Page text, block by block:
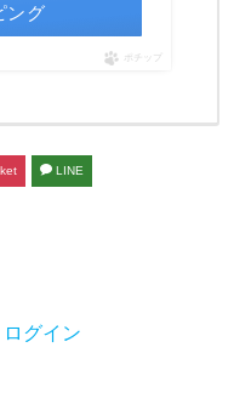
ング
ポチップ
LINE
ログイン